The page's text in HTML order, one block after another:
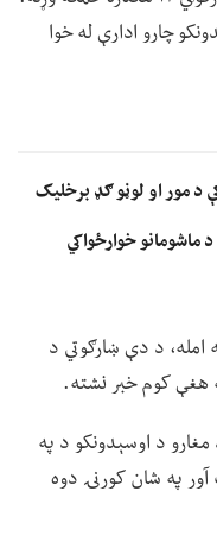
چارو ادارې له خوا
د مور او لوڼو ګډ برخلیک
په ۱۲ ولایتونو کې د ماشومانو خوارځواکي
امله، د دې ښارګوتي د
هغې کوم خبر نشته.
د اوسېدونکو د په
په شان کورنۍ دوه